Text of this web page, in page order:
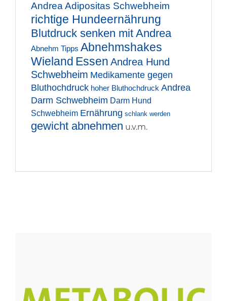
Andrea Adipositas Schwebheim
richtige Hundeernährung
Blutdruck senken mit Andrea
Abnehm Tipps Abnehmshakes
Wieland Essen Andrea Hund
Schwebheim Medikamente gegen
Bluthochdruck hoher Bluthochdruck Andrea
Darm Schwebheim Darm Hund
Schwebheim Ernährung schlank werden
gewicht abnehmen u.v.m.